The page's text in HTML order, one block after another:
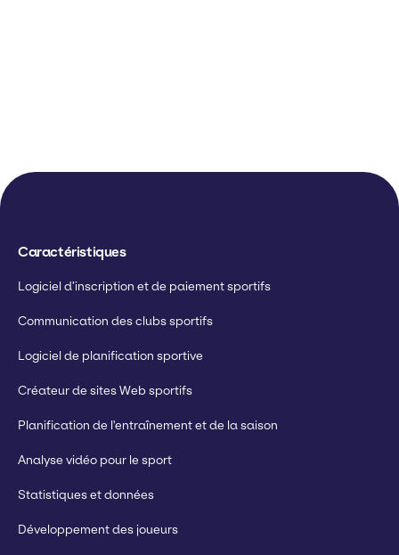
Caractéristiques
Logiciel d’inscription et de paiement sportifs
Communication des clubs sportifs
Logiciel de planification sportive
Créateur de sites Web sportifs
Planification de l'entraînement et de la saison
Analyse vidéo pour le sport
Statistiques et données
Développement des joueurs